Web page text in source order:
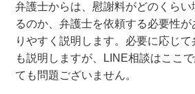
弁護士からは、慰謝料がどのくら
るのか、弁護士を依頼する必要性
りやすく説明します。必要に応じ
も説明しますが、LINE相談はここ
ても問題ございません。